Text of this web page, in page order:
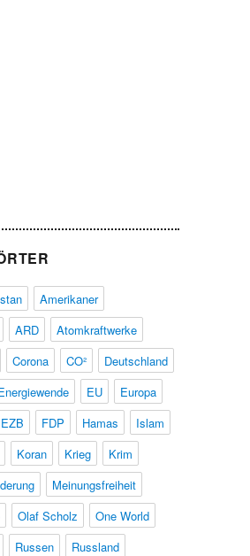
Amerikaner
ARD
Atomkraftwerke
Corona CO²
Deutschland
EU
Europa
EZB FDP Hamas
Islam
Koran Krieg
Krim
Meinungsfreiheit
Olaf Scholz
One World
Russen
Russland